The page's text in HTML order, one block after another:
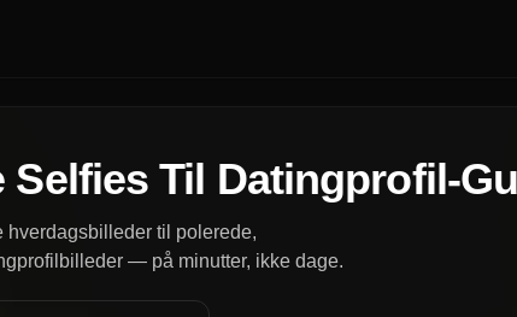
Selfies Til Datingprofil-
hverdagsbilleder til polerede,
— på minutter, ikke dage.